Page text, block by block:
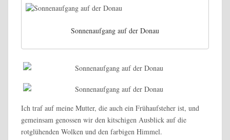
Sonnenaufgang auf der Donau
Ich traf auf meine Mutter, die auch ein Frühaufsteher ist, und
gemeinsam genossen wir den kitschigen Ausblick auf die
rotglühenden Wolken und den farbigen Himmel.